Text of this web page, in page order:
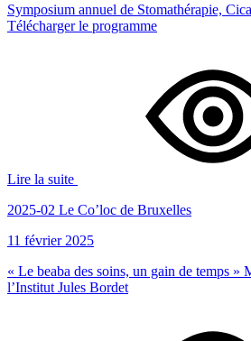
Symposium annuel de Stomathérapie,
Télécharger le programme
Lire la suite
2025-02 Le Co’loc de Bruxelles
11 février 2025
« Le beaba des soins, un gain de temps »
l’Institut Jules Bordet